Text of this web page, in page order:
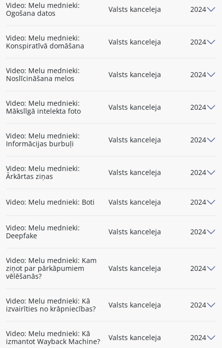
Video: Melu mednieki:
Ogošana datos
Valsts kanceleja 2024
Video: Melu mednieki:
Konspiratīvā domāšana
Valsts kanceleja 2024
Video: Melu mednieki:
Noslīcināšana melos
Valsts kanceleja 2024
Video: Melu mednieki:
Mākslīgā intelekta foto
Valsts kanceleja 2024
Video: Melu mednieki:
Informācijas burbuļi
Valsts kanceleja 2024
Video: Melu mednieki:
Ārkārtas ziņas
Valsts kanceleja 2024
Video: Melu mednieki: Boti Valsts kanceleja 2024
Video: Melu mednieki:
Deepfake
Valsts kanceleja 2024
Video: Melu mednieki: Kam
ziņot par pārkāpumiem
vēlēšanās?
Valsts kanceleja 2024
Video: Melu mednieki: Kā
izvairīties no krāpniecības?
Valsts kanceleja 2024
Video: Melu mednieki: Kā
izmantot Wayback Machine?
Valsts kanceleja 2024